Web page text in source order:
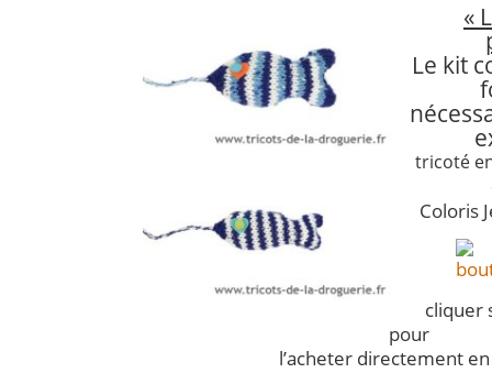
«
Le kit
tricoté
Coloris
cliquer
pour
l’acheter directement